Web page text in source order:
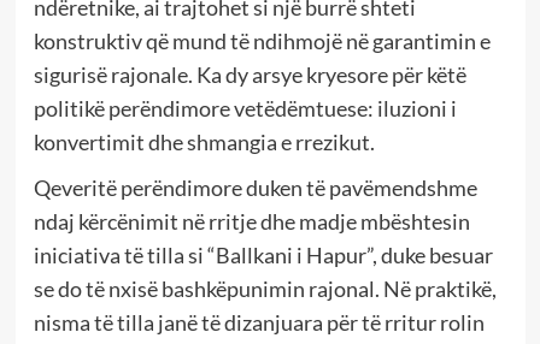
ndëretnike, ai trajtohet si një burrë shteti
konstruktiv që mund të ndihmojë në garantimin e
sigurisë rajonale. Ka dy arsye kryesore për këtë
politikë perëndimore vetëdëmtuese: iluzioni i
konvertimit dhe shmangia e rrezikut.
Qeveritë perëndimore duken të pavëmendshme
ndaj kërcënimit në rritje dhe madje mbështesin
iniciativa të tilla si “Ballkani i Hapur”, duke besuar
se do të nxisë bashkëpunimin rajonal. Në praktikë,
nisma të tilla janë të dizanjuara për të rritur rolin